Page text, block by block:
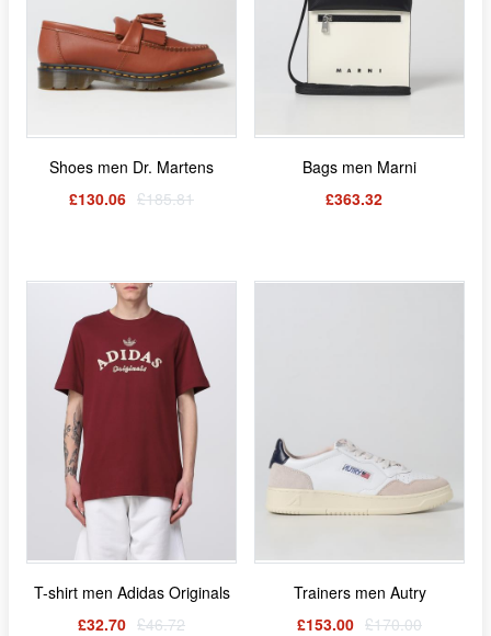
Shoes men Dr. Martens
£130.06 £185.81
Bags men Marni
£363.32
T-shirt men Adidas Originals
£32.70 £46.72
Trainers men Autry
£153.00 £170.00